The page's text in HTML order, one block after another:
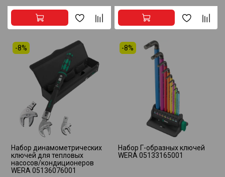
-8%
Набор динамометрических
ключей для тепловых
насосов/кондиционеров
WERA 05136076001
-8%
Набор Г-образных ключей
WERA 05133165001